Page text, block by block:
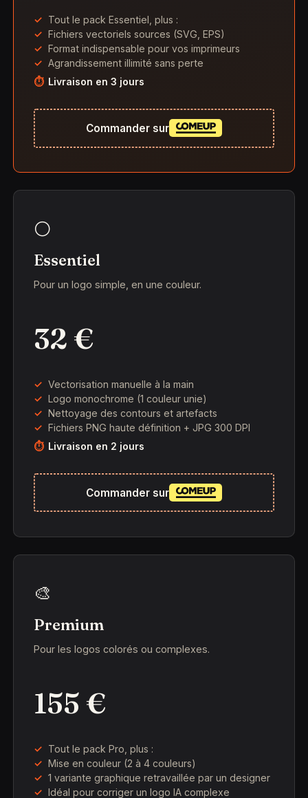
⚪
Essentiel
Pour un logo simple, en une couleur.
32 €
Vectorisation manuelle à la main
Logo monochrome (1 couleur unie)
Nettoyage des contours et artefacts
Fichiers PNG haute définition + JPG 300 DPI
Livraison en 2 jours
Commander sur
Tout le pack Essentiel, plus :
Fichiers vectoriels sources (SVG, EPS)
Format indispensable pour vos imprimeurs
Agrandissement illimité sans perte
Livraison en 3 jours
Commander sur
🎨
Premium
Pour les logos colorés ou complexes.
155 €
Tout le pack Pro, plus :
Mise en couleur (2 à 4 couleurs)
1 variante graphique retravaillée par un designer
Idéal pour corriger un logo IA complexe